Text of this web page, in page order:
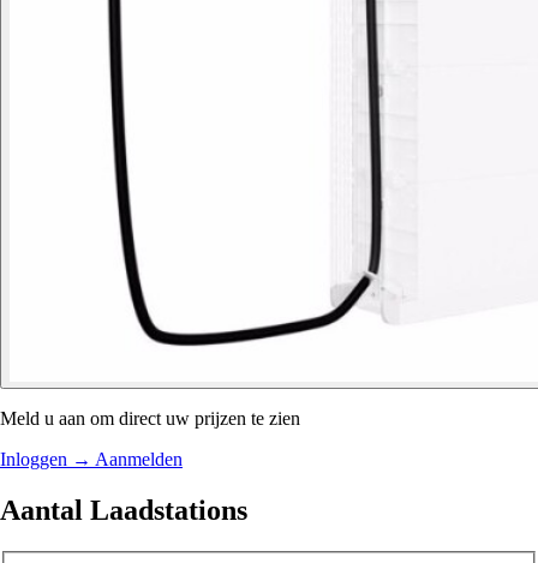
Meld u aan om direct uw prijzen te zien
Inloggen → Aanmelden
Aantal Laadstations